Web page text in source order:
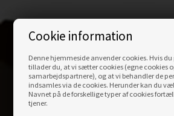
Cookie information
Denne hjemmeside anvender cookies. Hvis
tillader du, at vi sætter cookies (egne cookies
samarbejdspartnere), og at vi behandler de
indsamles via de cookies. Herunder kan du
Navnet på de forskellige typer af cookies
tjener.
KONTAKTOS
Outdoornu.dk ApS